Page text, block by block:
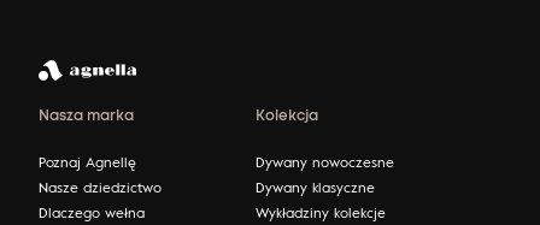
Nasza marka
Poznaj Agnellę
Nasze dziedzictwo
Dlaczego wełna
Kolekcja
Dywany nowoczesne
Dywany klasyczne
Wykładziny kolekcje